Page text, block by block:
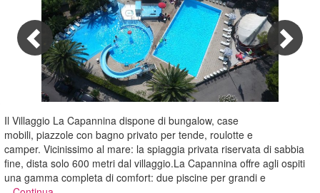
1/37
Il Villaggio La Capannina dispone di bungalow, case
mobili, piazzole con bagno privato per tende, roulotte e
camper. Vicinissimo al mare: la spiaggia privata riservata di sabbia
fine, dista solo 600 metri dal villaggio.La Capannina offre agli ospiti
una gamma completa di comfort: due piscine per grandi e